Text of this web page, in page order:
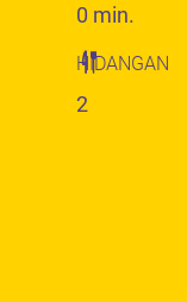
0 min.
HIDANGAN
2